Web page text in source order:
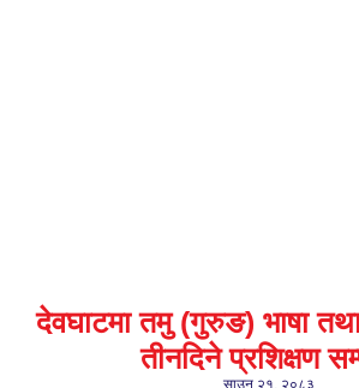
देवघाटमा तमु (गुरुङ) भाषा
तीनदिने प्रशिक्षण
साउन २१, २०८३